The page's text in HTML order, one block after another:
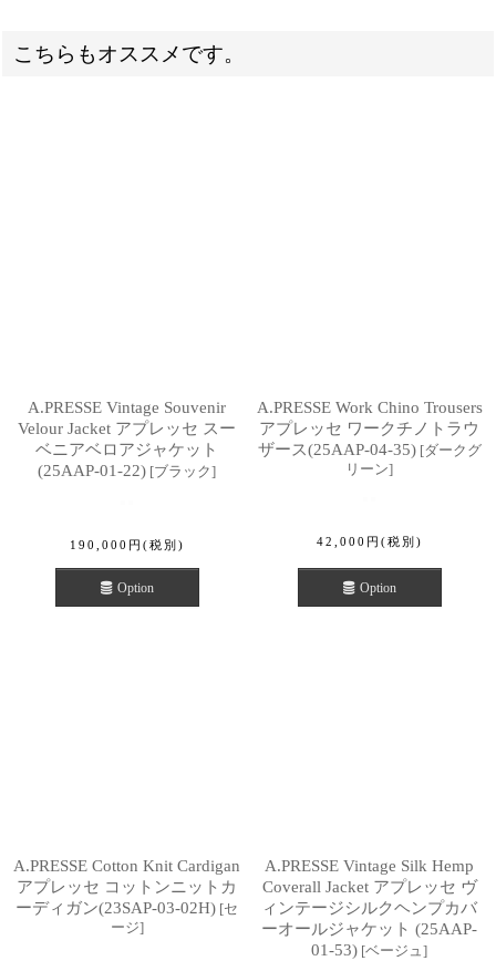
こちらもオススメです。
A.PRESSE Vintage Souvenir
Velour Jacket アプレッセ スー
ベニアベロアジャケット
(25AAP-01-22) [ブラック]
190,000 円 (税別)
Option
A.PRESSE Work Chino Trousers
アプレッセ ワークチノトラウ
ザース(25AAP-04-35) [ダークグ
リーン]
42,000 円 (税別)
Option
A.PRESSE Cotton Knit Cardigan
アプレッセ コットンニットカ
ーディガン(23SAP-03-02H) [セ
ージ]
A.PRESSE Vintage Silk Hemp
Coverall Jacket アプレッセ ヴ
ィンテージシルクヘンプカバ
ーオールジャケット (25AAP-
01-53) [ベージュ]